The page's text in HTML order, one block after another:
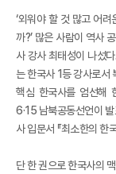
‘외워야 할 것 많고 어
까?’ 많은 사람이 역사
사 강사 최태성이 나섰
는 한국사 1등 강사로서
핵심 한국사를 엄선해
6·15 남북공동선언이
사 입문서 『최소한의 한
단 한 권으로 한국사의